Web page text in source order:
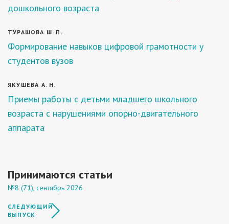
дошкольного возраста
ТУРАШОВА Ш. П.
Формирование навыков цифровой грамотности у
студентов вузов
ЯКУШЕВА А. Н.
Приемы работы с детьми младшего школьного
возраста с нарушениями опорно-двигательного
аппарата
Принимаются статьи
№8 (71), сентябрь 2026
СЛЕДУЮЩИЙ
ВЫПУСК